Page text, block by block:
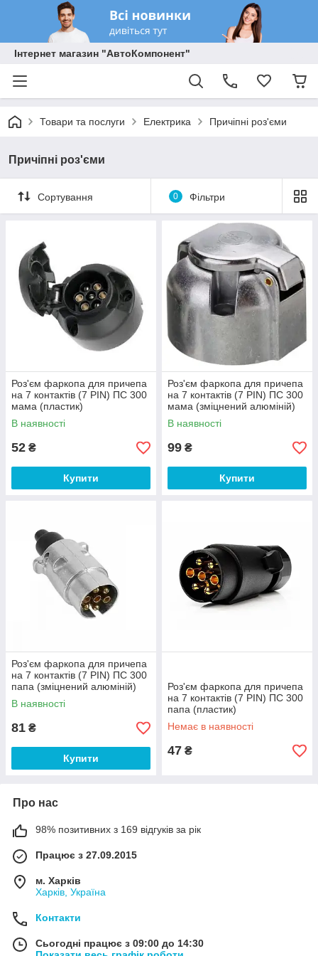
Інтернет магазин "АвтоКомпонент"
Товари та послуги Електрика Причіпні роз'єми
Причіпні роз'єми
Сортування 0 Фільтри
Роз'єм фаркопа для причепа
на 7 контактів (7 PIN) ПС 300
мама (пластик)
В наявності
52 ₴
Купити
Роз'єм фаркопа для причепа
на 7 контактів (7 PIN) ПС 300
мама (зміцнений алюміній)
В наявності
99 ₴
Купити
Роз'єм фаркопа для причепа
на 7 контактів (7 PIN) ПС 300
папа (зміцнений алюміній)
В наявності
81 ₴
Купити
Роз'єм фаркопа для причепа
на 7 контактів (7 PIN) ПС 300
папа (пластик)
Немає в наявності
47 ₴
Про нас
98% позитивних з 169 відгуків за рік
Працює з 27.09.2015
м. Харків
Харків, Україна
Контакти
Сьогодні працює з 09:00 до 14:30